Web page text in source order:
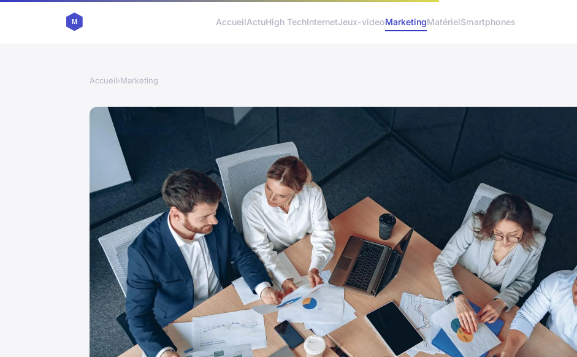
AccueilActuHigh TechInternetJeux-videoMarketingMatérielSmartphones
Accueil›Marketing